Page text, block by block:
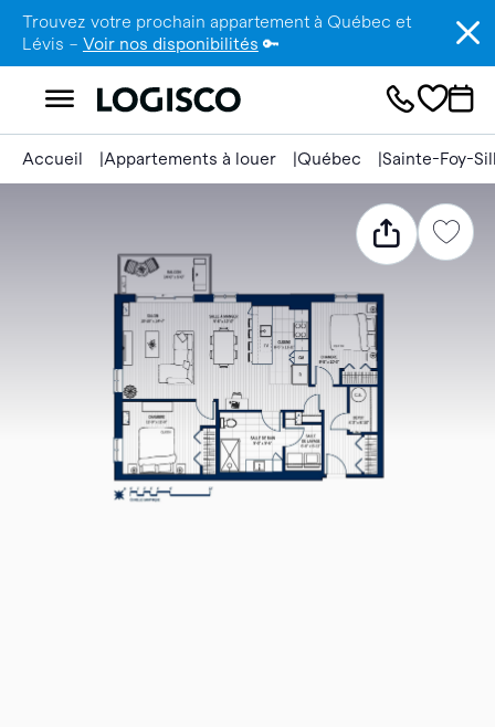
Trouvez votre prochain appartement à Québec et
Lévis – Voir nos disponibilités 🔑
Accueil Appartements à louer Québec Sainte-Foy-